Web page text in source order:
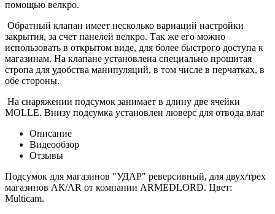
помощью велкро.
Обратный клапан имеет несколько вариаций настройки
закрытия, за счет панелей велкро. Так же его можно
использовать в открытом виде, для более быстрого доступа к
магазинам. На клапане установлена специально прошитая
стропа для удобства манипуляций, в том числе в перчатках, в
обе стороны.
На снаряжении подсумок занимает в длину две ячейки
MOLLE. Внизу подсумка установлен люверс для отвода влаг
Описание
Видеообзор
Отзывы
Подсумок для магазинов "УДАР" реверсивный, для двух/трех
магазинов АК/AR от компании ARMEDLORD. Цвет:
Multicam.